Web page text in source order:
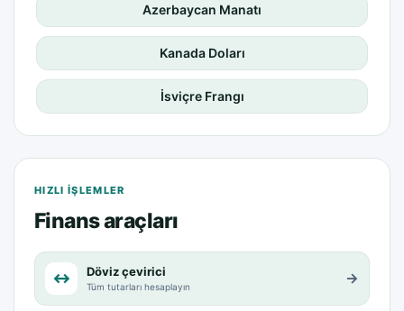
Azerbaycan Manatı
Kanada Doları
İsviçre Frangı
HIZLI IŞLEMLER
Finans araçları
↔ Döviz çevirici
Tüm tutarları hesaplayın →